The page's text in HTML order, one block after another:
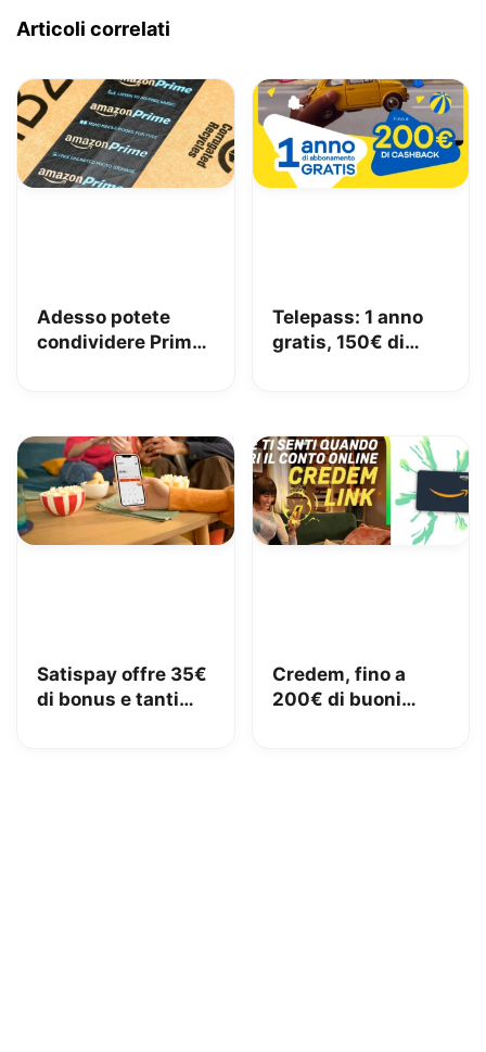
Articoli correlati
Adesso potete
condividere Prime
Telepass: 1 anno
gratis, 150€ di
Satispay offre 35€
di bonus e tanti
Credem, fino a
200€ di buoni